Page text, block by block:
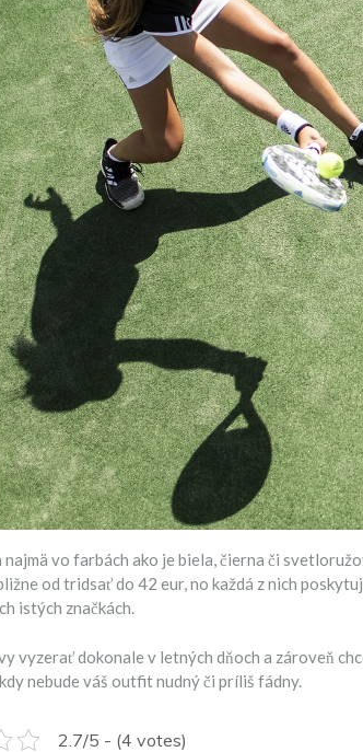
najmä vo farbách ako je biela, čierna či
od tridsať do 42 eur, no každá z nich
istých značkách.
vyzerať dokonale v letných dňoch a zároveň
nebude váš outfit nudný či príliš fádny.
2.7/5 - (4 votes)